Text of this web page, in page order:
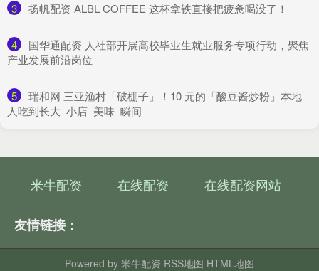
3 ​扬帆配资 ALBL COFFEE 这杯拿铁直接把疲惫喝没了！
4
​国华通配资 人社部开展高校毕业生就业服务专项行动，聚焦
产业发展前沿岗位
5
​瑞和网 三亚渔村「破棚子」！10 元的「酸豆酱炒粉」本地
人吃到长大_小店_美味_瞬间
米牛配资 在线配资 在线配资网站
友情链接：
Powered by 米牛配资 RSS地图 HTML地图